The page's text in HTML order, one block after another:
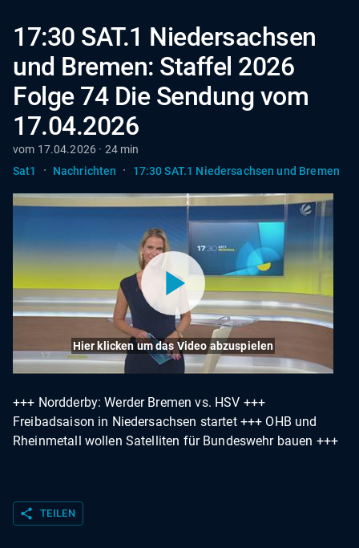
17:30 SAT.1 Niedersachsen
und Bremen: Staffel 2026
Folge 74 Die Sendung vom
17.04.2026
vom 17.04.2026 · 24 min
Sat1
· Nachrichten · 17:30 SAT.1 Niedersachsen und Bremen
Hier klicken um das Video abzuspielen
+++ Nordderby: Werder Bremen vs. HSV +++
Freibadsaison in Niedersachsen startet +++ OHB und
Rheinmetall wollen Satelliten für Bundeswehr bauen +++
share TEILEN